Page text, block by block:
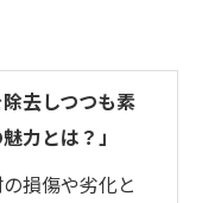
去しつつも素
力とは？」
損傷や劣化と